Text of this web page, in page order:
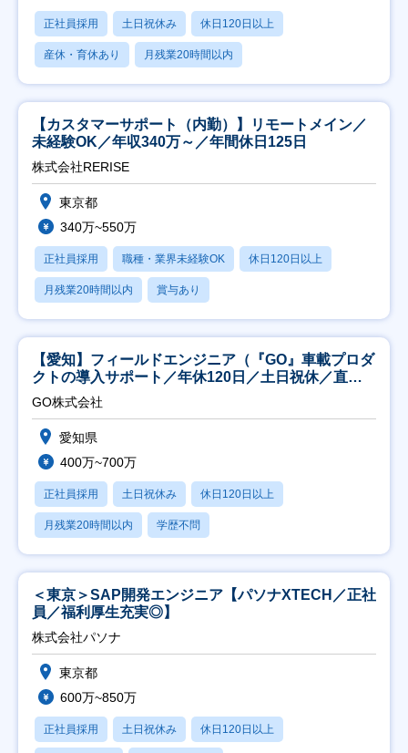
正社員採用 土日祝休み 休日120日以上
産休・育休あり 月残業20時間以内
【カスタマーサポート（内勤）】リモートメイン／
未経験OK／年収340万～／年間休日125日
株式会社RERISE
東京都
340万~550万
正社員採用 職種・業界未経験OK 休日120日以上
月残業20時間以内 賞与あり
【愛知】フィールドエンジニア（『GO』車載プロダ
クトの導入サポート／年休120日／土日祝休／直行
直帰
GO株式会社
愛知県
400万~700万
正社員採用 土日祝休み 休日120日以上
月残業20時間以内 学歴不問
＜東京＞SAP開発エンジニア【パソナXTECH／正社
員／福利厚生充実◎】
株式会社パソナ
東京都
600万~850万
正社員採用 土日祝休み 休日120日以上